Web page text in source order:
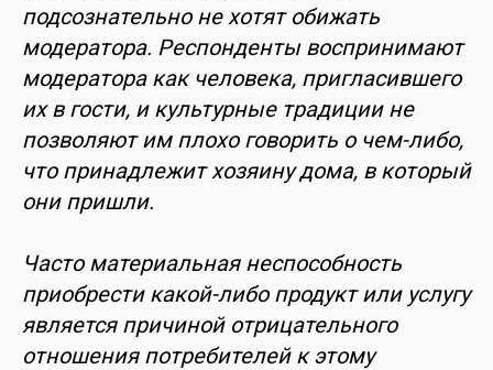
подсознательно не хотят обижать
модератора. Респонденты воспринимают
модератора как человека, пригласившего
их в гости, и культурные традиции не
позволяют им плохо говорить о чем-либо,
что принадлежит хозяину дома, в который
они пришли.
Часто материальная неспособность
приобрести какой-либо продукт или услугу
является причиной отрицательного
отношения потребителей к этому